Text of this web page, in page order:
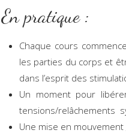
En pratique :
Chaque cours
les parties du corps et
dans l’esprit des
Un moment pour
tensions/relâchements
Une mise en